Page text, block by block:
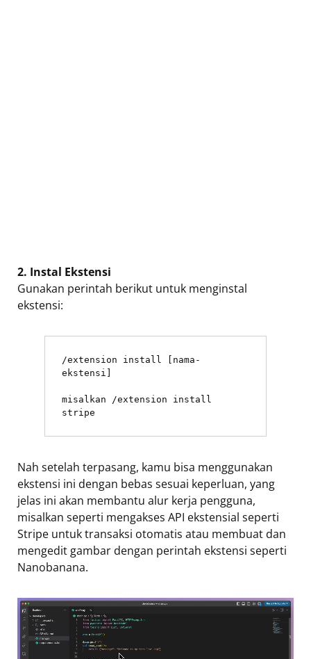
2. Instal Ekstensi
Gunakan perintah berikut untuk menginstal
ekstensi:
/extension install [nama-
ekstensi]
misalkan /extension install
stripe
Nah setelah terpasang, kamu bisa menggunakan
ekstensi ini dengan bebas sesuai keperluan, yang
jelas ini akan membantu alur kerja pengguna,
misalkan seperti mengakses API ekstensial seperti
Stripe untuk transaksi otomatis atau membuat dan
mengedit gambar dengan perintah ekstensi seperti
Nanobanana.